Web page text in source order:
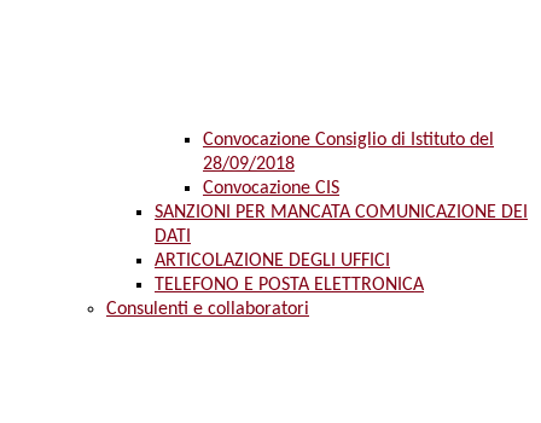
Convocazione Consiglio di Istituto del
28/09/2018
Convocazione CIS
SANZIONI PER MANCATA COMUNICAZIONE DEI
DATI
ARTICOLAZIONE DEGLI UFFICI
TELEFONO E POSTA ELETTRONICA
Consulenti e collaboratori